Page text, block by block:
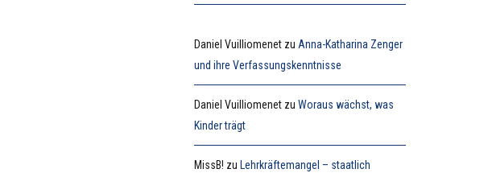
Daniel Vuilliomenet zuAnna-Katharina Zenger
und ihre Verfassungskenntnisse
Daniel Vuilliomenet zuWoraus wächst, was
Kinder trägt
MissB! zu Lehrkräftemangel – staatlich